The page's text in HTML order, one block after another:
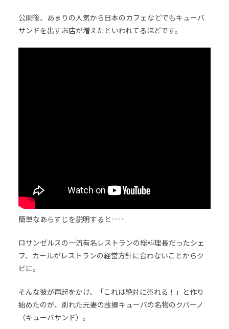
公開後、あまりの人気から日本のカフェなどでもキューバ
サンドを出すお店が増えたといわれてるほどです。
簡単なあらすじを説明すると……
ロサンゼルスの一流有名レストランの総料理長だったシェ
フ、カールがレストランの経営方針に合わないことからク
ビに。
そんな彼が再起をかけ、「これは絶対に売れる！」と作り
始めたのが、別れた元妻の故郷キューバの名物のクバーノ
（キューバサンド）。